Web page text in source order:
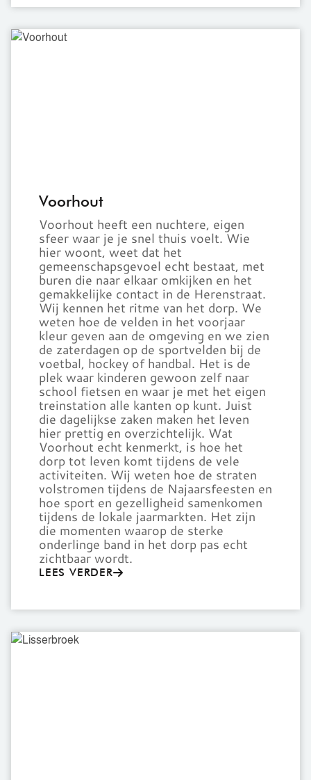
Voorhout
Voorhout
Voorhout heeft een nuchtere, eigen
sfeer waar je je snel thuis voelt. Wie
hier woont, weet dat het
gemeenschapsgevoel echt bestaat, met
buren die naar elkaar omkijken en het
gemakkelijke contact in de Herenstraat.
Wij kennen het ritme van het dorp. We
weten hoe de velden in het voorjaar
kleur geven aan de omgeving en we zien
de zaterdagen op de sportvelden bij de
voetbal, hockey of handbal. Het is de
plek waar kinderen gewoon zelf naar
school fietsen en waar je met het eigen
treinstation alle kanten op kunt. Juist
die dagelijkse zaken maken het leven
hier prettig en overzichtelijk. Wat
Voorhout echt kenmerkt, is hoe het
dorp tot leven komt tijdens de vele
activiteiten. Wij weten hoe de straten
volstromen tijdens de Najaarsfeesten en
hoe sport en gezelligheid samenkomen
tijdens de lokale jaarmarkten. Het zijn
die momenten waarop de sterke
onderlinge band in het dorp pas echt
zichtbaar wordt.
LEES VERDER
Lisserbroek